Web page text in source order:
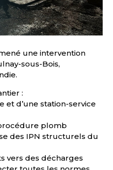
une intervention
sous-Bois,
:
et d’une station-service
plomb
des IPN structurels du
vers des décharges